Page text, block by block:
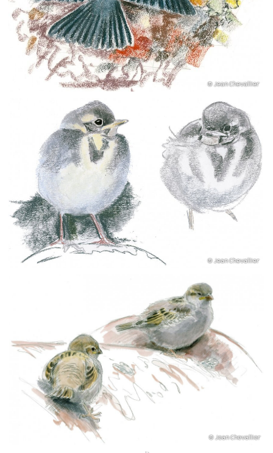
© Jean Chevallier
© Jean Chevallier
© Jean Chevallier